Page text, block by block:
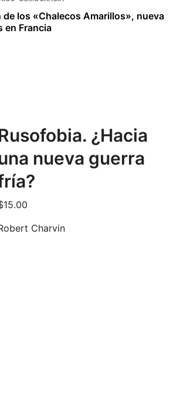
de los «Chalecos Amarillos», nueva
en Francia
¿Hacia
nueva guerra
15.00
Charvin